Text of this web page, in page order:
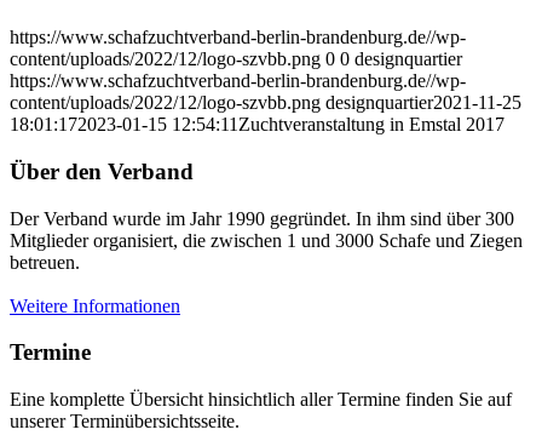
https://www.schafzuchtverband-berlin-brandenburg.de//wp-
content/uploads/2022/12/logo-szvbb.png 0 0 designquartier
https://www.schafzuchtverband-berlin-brandenburg.de//wp-
content/uploads/2022/12/logo-szvbb.png designquartier2021-11-25
18:01:172023-01-15 12:54:11 Zuchtveranstaltung in Emstal 2017
Über den Verband
Der Verband wurde im Jahr 1990 gegründet. In ihm sind über 300
Mitglieder organisiert, die zwischen 1 und 3000 Schafe und Ziegen
betreuen.
Weitere Informationen
Termine
Eine komplette Übersicht hinsichtlich aller Termine finden Sie auf
unserer Terminübersichtsseite.